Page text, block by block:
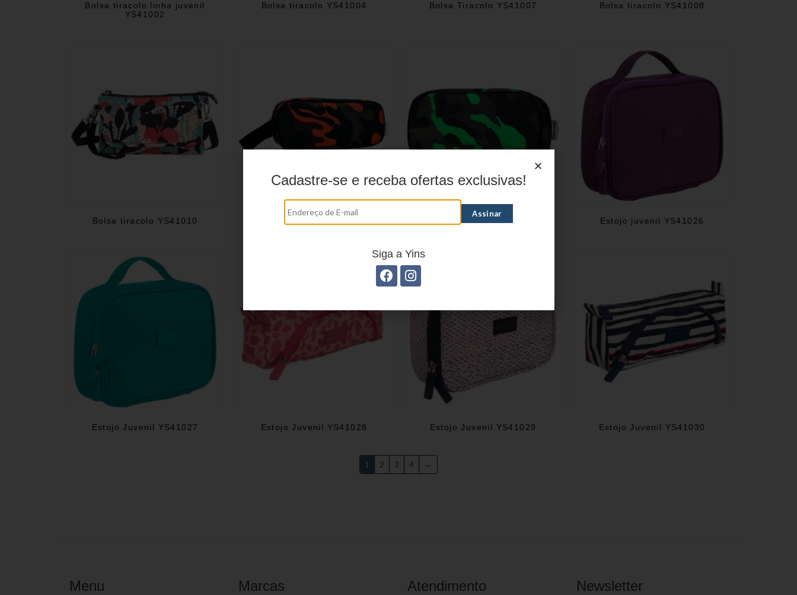
Bolsa tiracolo linha juvenil
YS41002
Bolsa tiracolo YS41004 Bolsa Tiracolo YS41007 Bolsa tiracolo YS41008
Bolsa tiracolo YS41010 Estojo Juvenil YS27104 Estojo Juvenil YS27105 Estojo juvenil YS41026
Estojo Juvenil YS41027 Estojo Juvenil YS41028 Estojo Juvenil YS41029 Estojo Juvenil YS41030
1 2 3 4 →
Menu Marcas Atendimento Newsletter
Cadastre-se e receba ofertas exclusivas!
Siga a Yins